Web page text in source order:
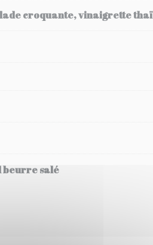
croquante, vinaigrette thaï
beurre salé